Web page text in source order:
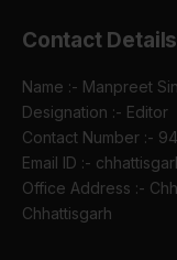
Contact Details
Name :- Manpreet
Designation :- Editor
Contact Number :-
Email ID :-
Office Address :-
Chhattisgarh